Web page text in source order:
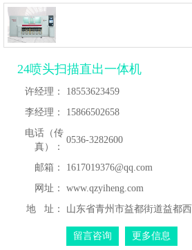
24喷头扫描直出一体机
许经理：
18553623459
李经理：
15866502658
电话（传
真）：
0536-3282600
邮箱：
1617019376@qq.com
网址：
www.qzyiheng.com
地 址：
山东省青州市益都街道益都
留言咨询 更多信息